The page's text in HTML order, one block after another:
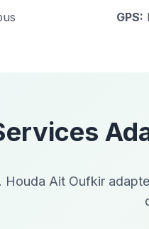
GPS:
Houda Ait Oufkir